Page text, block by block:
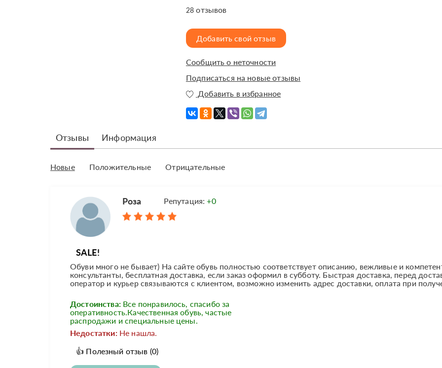
28 отзывов
Добавить свой отзыв
Сообщить о неточности
Подписаться на новые отзывы
Добавить в избранное
Отзывы Информация
Новые Положительные Отрицательные
Роза Репутация:+0
SALE!
Обуви много не бывает) На сайте обувь полностью соответствует описанию, вежливые и
консультанты, бесплатная доставка, если заказ оформил в субботу. Быстрая доставка, перед
оператор и курьер связываются с клиентом, возможно изменить адрес доставки, оплата при
Достоинства: Все понравилось, спасибо за
оперативность.Качественная обувь, частые
распродажи и специальные цены.
Недостатки: Не нашла.
👍 Полезный отзыв (0)